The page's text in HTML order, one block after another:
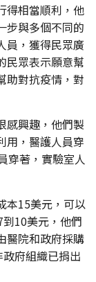
得相當順利，他
步與多個不同的
員，獲得民眾廣
民眾表示願意幫
助對抗疫情，對
感興趣，他們製
用，醫護人員穿
穿著，實驗室人
本15美元，可以
10美元，他們
醫院和政府採購
府組織已捐出